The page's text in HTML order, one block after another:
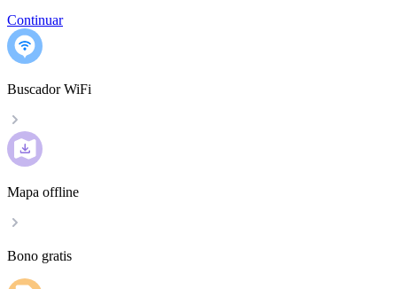
Continuar
Buscador WiFi
Mapa offline
Bono gratis